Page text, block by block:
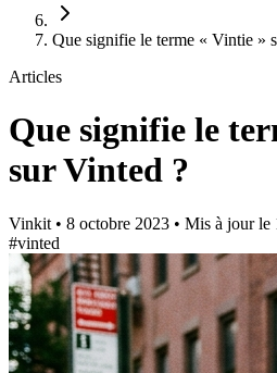
Que signifie le terme « Vintie »
Articles
Que signifie le
sur Vinted ?
Vinkit • 8 octobre 2023 • Mis à jour le
#vinted